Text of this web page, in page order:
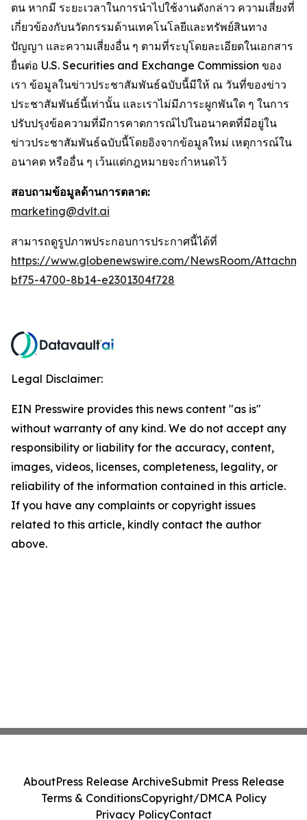
ตน หากมี ระยะเวลาในการนำไปใช้งานดังกล่าว ความเสี่ยงที่
เกี่ยวข้องกับนวัตกรรมด้านเทคโนโลยีและทรัพย์สินทาง
ปัญญา และความเสี่ยงอื่น ๆ ตามที่ระบุโดยละเอียดในเอกสาร
ยื่นต่อ U.S. Securities and Exchange Commission ของ
เรา ข้อมูลในข่าวประชาสัมพันธ์ฉบับนี้มีให้ ณ วันที่ของข่าว
ประชาสัมพันธ์นี้เท่านั้น และเราไม่มีภาระผูกพันใด ๆ ในการ
ปรับปรุงข้อความที่มีการคาดการณ์ไปในอนาคตที่มีอยู่ใน
ข่าวประชาสัมพันธ์ฉบับนี้โดยอิงจากข้อมูลใหม่ เหตุการณ์ใน
อนาคต หรืออื่น ๆ เว้นแต่กฎหมายจะกำหนดไว้
สอบถามข้อมูลด้านการตลาด:
marketing@dvlt.ai
สามารถดูรูปภาพประกอบการประกาศนี้ได้ที่
https://www.globenewswire.com/NewsRoom/
bf75-4700-8b14-e2301304f728
Legal Disclaimer:
EIN Presswire provides this news content "as is"
without warranty of any kind. We do not accept any
responsibility or liability for the accuracy, content,
images, videos, licenses, completeness, legality, or
reliability of the information contained in this article.
If you have any complaints or copyright issues
related to this article, kindly contact the author
above.
AboutPress Release ArchiveSubmit Press Release
Terms & ConditionsCopyright/DMCA Policy
Privacy PolicyContact